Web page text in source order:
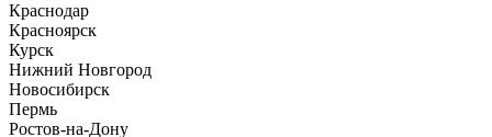
Краснодар
Красноярск
Курск
Нижний Новгород
Новосибирск
Пермь
Ростов-на-Дону